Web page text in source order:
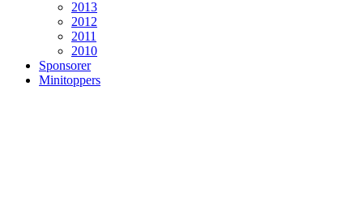
2013
2012
2011
2010
Sponsorer
Minitoppers